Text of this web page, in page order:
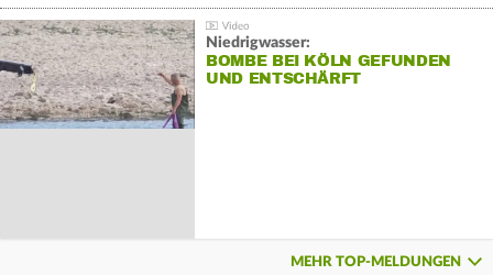
Niedrigwasser:
BOMBE BEI KÖLN GEFUNDEN
UND ENTSCHÄRFT
MEHR TOP-MELDUNGEN